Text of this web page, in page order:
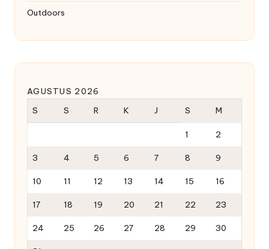
Outdoors
AGUSTUS 2026
S
S R K J S M
1 2
3 4 5 6 7 8 9
10 11 12 13 14 15 16
17 18 19 20 21 22 23
24 25 26 27 28 29 30